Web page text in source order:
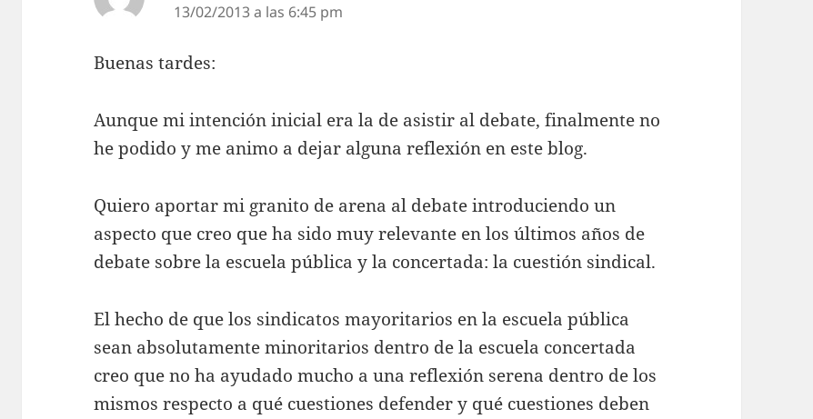
13/02/2013 a las 6:45 pm
Buenas tardes:
Aunque mi intención inicial era la de asistir al debate, finalmente no
he podido y me animo a dejar alguna reflexión en este blog.
Quiero aportar mi granito de arena al debate introduciendo un
aspecto que creo que ha sido muy relevante en los últimos años de
debate sobre la escuela pública y la concertada: la cuestión sindical.
El hecho de que los sindicatos mayoritarios en la escuela pública
sean absolutamente minoritarios dentro de la escuela concertada
creo que no ha ayudado mucho a una reflexión serena dentro de los
mismos respecto a qué cuestiones defender y qué cuestiones deben